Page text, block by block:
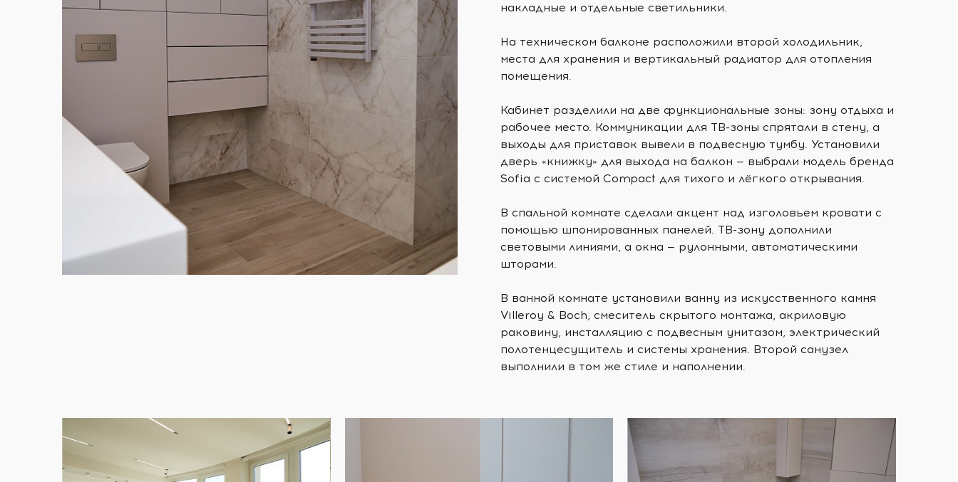
накладные и отдельные светильники.
На техническом балконе расположили второй холодильник,
места для хранения и вертикальный радиатор для отопления
помещения.
Кабинет разделили на две функциональные зоны: зону отдыха и
рабочее место. Коммуникации для ТВ-зоны спрятали в стену, а
выходы для приставок вывели в подвесную тумбу. Установили
дверь «книжку» для выхода на балкон — выбрали модель бренда
Sofia с системой Compact для тихого и лёгкого открывания.
В спальной комнате сделали акцент над изголовьем кровати с
помощью шпонированных панелей. ТВ-зону дополнили
световыми линиями, а окна — рулонными, автоматическими
шторами.
В ванной комнате установили ванну из искусственного камня
Villeroy & Boch, смеситель скрытого монтажа, акриловую
раковину, инсталляцию с подвесным унитазом, электрический
полотенцесущитель и системы хранения. Второй санузел
выполнили в том же стиле и наполнении.